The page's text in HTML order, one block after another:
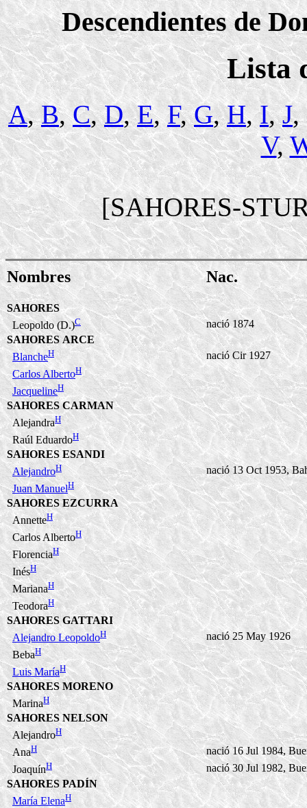
Descendientes de
Lista
A,B,C,D,E,F,G,H,I,J,
V,
[SAHORES-
Nombres Nac.
SAHORES
Leopoldo (D.)C
nació 1874
SAHORES ARCE
BlancheH
nació Cir 1927
Carlos AlbertoH
JacquelineH
SAHORES CARMAN
AlejandraH
Raúl EduardoH
SAHORES ESANDI
AlejandroH
nació 13 Oct 1953,
Juan ManuelH
SAHORES EZCURRA
AnnetteH
Carlos AlbertoH
FlorenciaH
InésH
MarianaH
TeodoraH
SAHORES GATTARI
Alejandro LeopoldoH
nació 25 May 1926
BebaH
Luis MaríaH
SAHORES MORENO
MarinaH
SAHORES NELSON
AlejandroH
AnaH
nació 16 Jul 1984,
JoaquínH
nació 30 Jul 1982,
SAHORES PADÍN
María ElenaH